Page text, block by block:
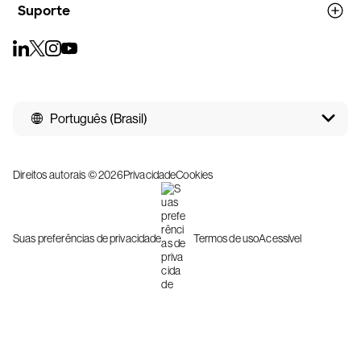
Suporte
Português (Brasil)
Direitos autorais © 2026PrivacidadeCookies
Suas preferências de privacidade Termos de usoAcessível